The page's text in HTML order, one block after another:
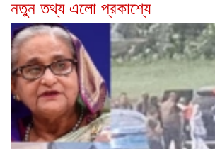
নতুন তথ্য এলো প্রকাশ্যে